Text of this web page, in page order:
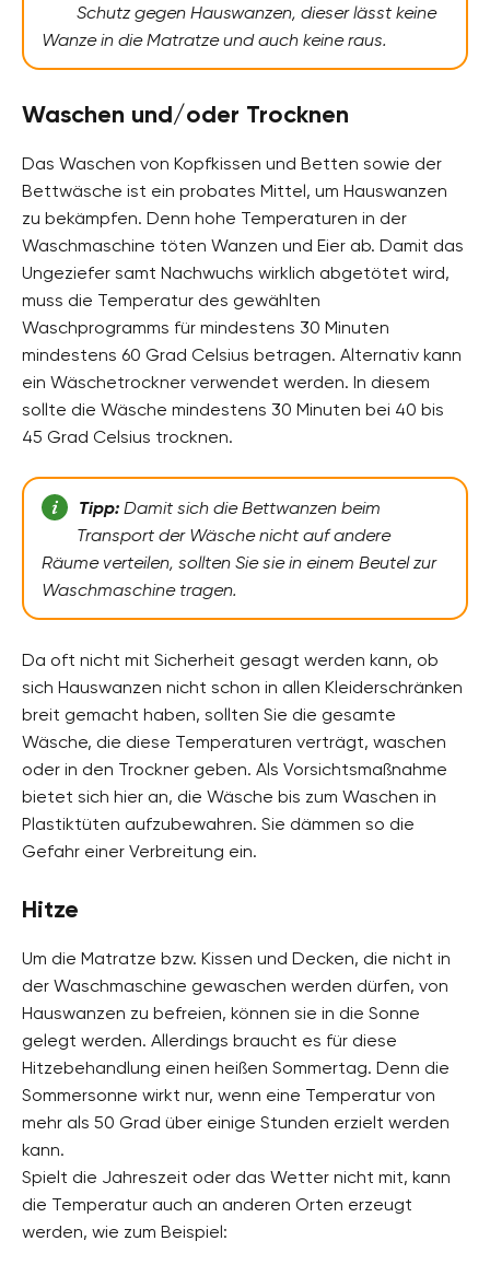
Schutz gegen Hauswanzen, dieser lässt keine
Wanze in die Matratze und auch keine raus.
Waschen und/oder Trocknen
Das Waschen von Kopfkissen und Betten sowie der
Bettwäsche ist ein probates Mittel, um Hauswanzen
zu bekämpfen. Denn hohe Temperaturen in der
Waschmaschine töten Wanzen und Eier ab. Damit das
Ungeziefer samt Nachwuchs wirklich abgetötet wird,
muss die Temperatur des gewählten
Waschprogramms für mindestens 30 Minuten
mindestens 60 Grad Celsius betragen. Alternativ kann
ein Wäschetrockner verwendet werden. In diesem
sollte die Wäsche mindestens 30 Minuten bei 40 bis
45 Grad Celsius trocknen.
Tipp:Damit sich die Bettwanzen beim
Transport der Wäsche nicht auf andere
Räume verteilen, sollten Sie sie in einem Beutel zur
Waschmaschine tragen.
Da oft nicht mit Sicherheit gesagt werden kann, ob
sich Hauswanzen nicht schon in allen Kleiderschränken
breit gemacht haben, sollten Sie die gesamte
Wäsche, die diese Temperaturen verträgt, waschen
oder in den Trockner geben. Als Vorsichtsmaßnahme
bietet sich hier an, die Wäsche bis zum Waschen in
Plastiktüten aufzubewahren. Sie dämmen so die
Gefahr einer Verbreitung ein.
Hitze
Um die Matratze bzw. Kissen und Decken, die nicht in
der Waschmaschine gewaschen werden dürfen, von
Hauswanzen zu befreien, können sie in die Sonne
gelegt werden. Allerdings braucht es für diese
Hitzebehandlung einen heißen Sommertag. Denn die
Sommersonne wirkt nur, wenn eine Temperatur von
mehr als 50 Grad über einige Stunden erzielt werden
kann.
Spielt die Jahreszeit oder das Wetter nicht mit, kann
die Temperatur auch an anderen Orten erzeugt
werden, wie zum Beispiel: